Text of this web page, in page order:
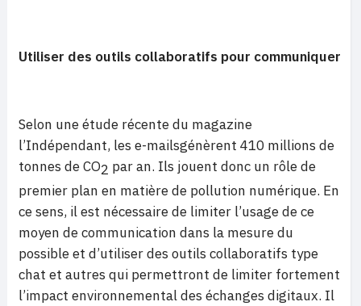
Utiliser des outils collaboratifs pour communiquer
Selon une étude récente du magazine
l’Indépendant, les e-mailsgénèrent 410 millions de
tonnes de CO2 par an. Ils jouent donc un rôle de
premier plan en matière de pollution numérique. En
ce sens, il est nécessaire de limiter l’usage de ce
moyen de communication dans la mesure du
possible et d’utiliser des outils collaboratifs type
chat et autres qui permettront de limiter fortement
l’impact environnemental des échanges digitaux. Il